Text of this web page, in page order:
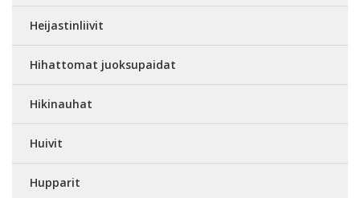
Heijastinliivit
Hihattomat juoksupaidat
Hikinauhat
Huivit
Hupparit